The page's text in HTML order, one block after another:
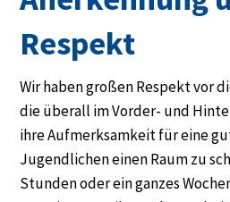
Respekt
Wir haben großen Respekt vor
die überall im Vorder- und
ihre Aufmerksamkeit für eine
Jugendlichen einen Raum zu
Stunden oder ein ganzes